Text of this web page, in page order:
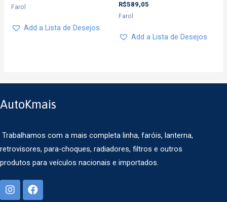
Farol
Add a Lista de Desejos
R$589,05
Farol
Add a Lista de Desejos
AutoKmais
Trabalhamos com a mais completa linha, faróis, lanterna,
retrovisores, para-choques, radiadores, filtros e outros
produtos para veículos nacionais e importados.